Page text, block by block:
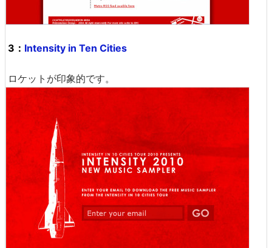
3： Intensity in Ten Cities
ロケットが印象的です。